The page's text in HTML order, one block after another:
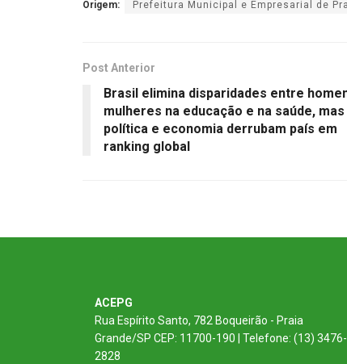
Origem: Prefeitura Municipal e Empresarial de
Post Anterior
Brasil elimina disparidades entre
mulheres na educação e na saúde, mas
política e economia derrubam país em
ranking global
ACEPG
Rua Espírito Santo, 782 Boqueirão - Praia
Grande/SP CEP: 11700-190 | Telefone: (13) 3476-
2828